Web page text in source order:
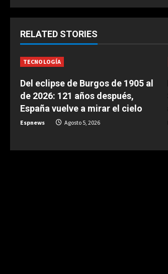
t
i
u
e
R
RELATED STORIES
TECNOLOGÍA
Del eclipse de Burgos de 1905 al
de 2026: 121 años después,
España vuelve a mirar el cielo
Espnews Agosto 5, 2026